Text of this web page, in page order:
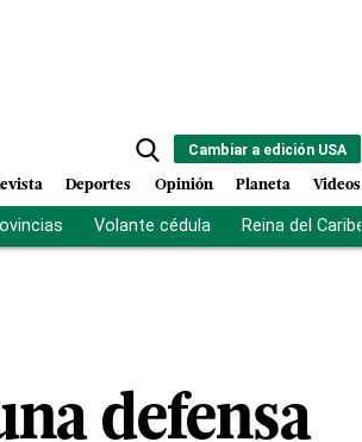
Cambiar a edición USA
Deportes Opinión Planeta Videos
Volante cédula Reina del Caribe
defensa